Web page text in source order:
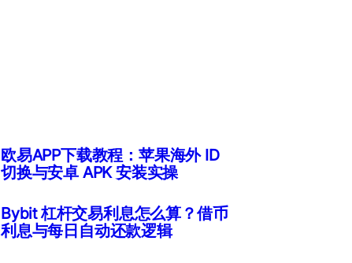
欧易APP下载教程：苹果海外 ID
切换与安卓 APK 安装实操
Bybit 杠杆交易利息怎么算？借币
利息与每日自动还款逻辑